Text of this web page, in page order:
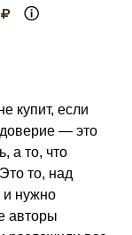
купит, если
— это
а то, что
то, над
и нужно
авторы